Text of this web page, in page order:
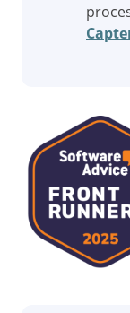
ISO 14971
ISO 55000
ISO 19011
ISO 13485
ISO 22301
COBIT
BPMN
ISO 31000